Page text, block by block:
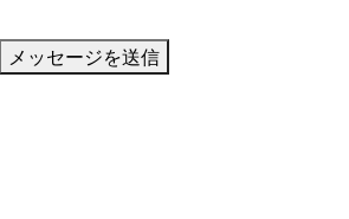
メッセージを送信